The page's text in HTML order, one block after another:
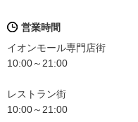
営業時間
イオンモール専門店街
10:00～21:00
レストラン街
10:00～21:00